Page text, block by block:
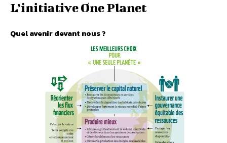
L’initiative One Planet
Quel avenir devant nous ?